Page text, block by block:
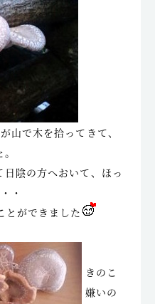
山で木を拾ってきて、
陰の方へおいて、ほっ
・
とができました
きのこ
嫌いの